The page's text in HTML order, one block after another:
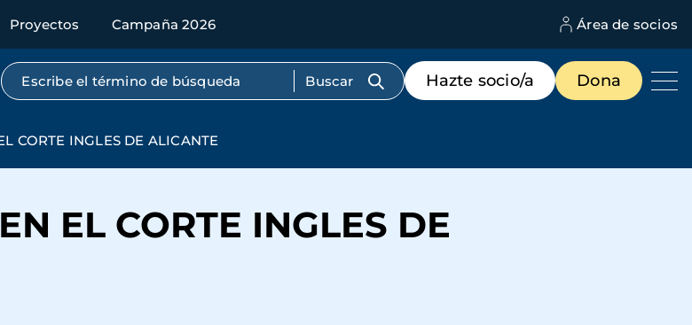
Proyectos Campaña 2026 Área de socios
Búsqueda por texto completo
Menú
de
destacados
Hazte socio/a Dona
CORTE INGLES DE ALICANTE
EL CORTE INGLES DE